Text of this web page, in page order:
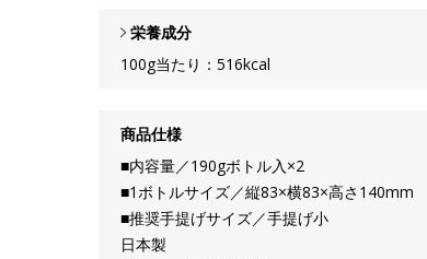
栄養成分
100g当たり：516kcal
商品仕様
■内容量／190gボトル入×2
■1ボトルサイズ／縦83×横83×高さ140mm
■推奨手提げサイズ／手提げ小
日本製